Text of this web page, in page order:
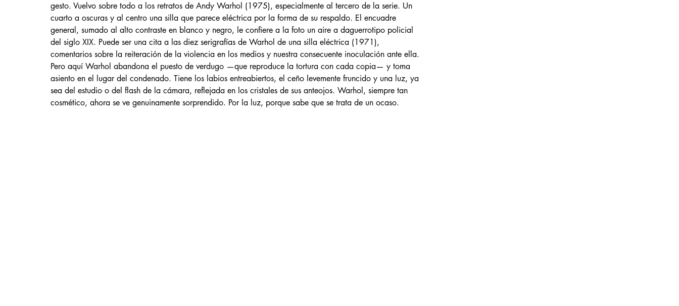
gesto. Vuelvo sobre todo a los retratos de Andy Warhol (1975), especialmente al tercero de la serie. Un
cuarto a oscuras y al centro una silla que parece eléctrica por la forma de su respaldo. El encuadre
general, sumado al alto contraste en blanco y negro, le confiere a la foto un aire a daguerrotipo policial
del siglo XIX. Puede ser una cita a las diez serigrafías de Warhol de una silla eléctrica (1971),
comentarios sobre la reiteración de la violencia en los medios y nuestra consecuente inoculación ante ella.
Pero aquí Warhol abandona el puesto de verdugo —que reproduce la tortura con cada copia— y toma
asiento en el lugar del condenado. Tiene los labios entreabiertos, el ceño levemente fruncido y una luz, ya
sea del estudio o del flash de la cámara, reflejada en los cristales de sus anteojos. Warhol, siempre tan
cosmético, ahora se ve genuinamente sorprendido. Por la luz, porque sabe que se trata de un ocaso.